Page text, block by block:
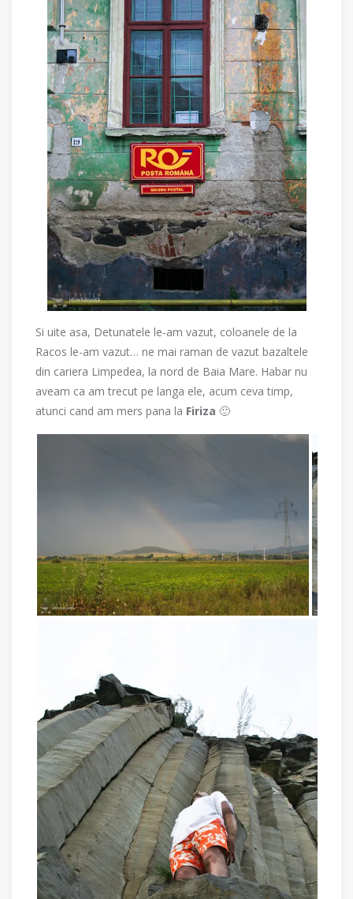
Si uite asa, Detunatele le-am vazut, coloanele de la
Racos le-am vazut… ne mai raman de vazut bazaltele
din cariera Limpedea, la nord de Baia Mare. Habar nu
aveam ca am trecut pe langa ele, acum ceva timp,
atunci cand am mers pana la Firiza 🙂